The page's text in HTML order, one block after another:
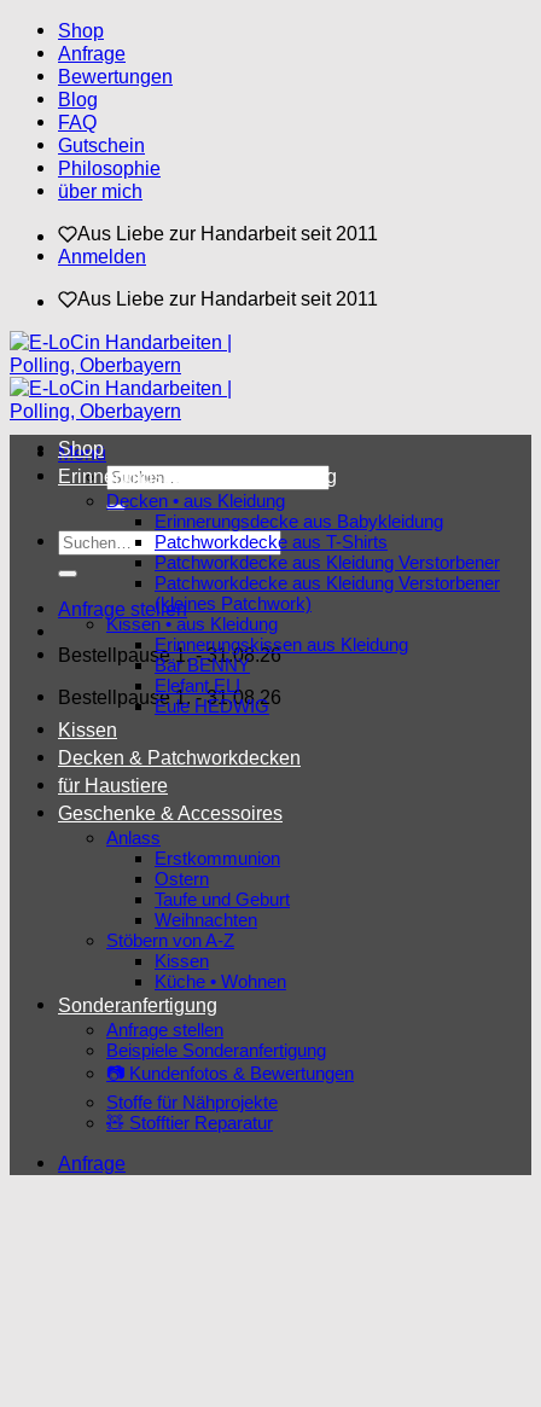
Zum
Inhalt
springen
Shop
Anfrage
Bewertungen
Blog
FAQ
Gutschein
Philosophie
über mich
Aus Liebe zur Handarbeit seit 2011
Anmelden
Aus Liebe zur Handarbeit seit 2011
Menü
Suchen
nach:
Suchen
nach:
Anfrage stellen
Bestellpause 1. - 31.08.26
Bestellpause 1. - 31.08.26
Shop
Erinnerungsstücke aus Kleidung
Decken • aus Kleidung
Erinnerungsdecke aus Babykleidung
Patchworkdecke aus T-Shirts
Patchworkdecke aus Kleidung Verstorbener
Patchworkdecke aus Kleidung Verstorbener
(kleines Patchwork)
Kissen • aus Kleidung
Erinnerungskissen aus Kleidung
Bär BENNY
Elefant ELI
Eule HEDWIG
Kissen
Decken & Patchworkdecken
für Haustiere
Geschenke & Accessoires
Anlass
Erstkommunion
Ostern
Taufe und Geburt
Weihnachten
Stöbern von A-Z
Kissen
Küche • Wohnen
Sonderanfertigung
Anfrage stellen
Beispiele Sonderanfertigung
📷 Kundenfotos & Bewertungen
Stoffe für Nähprojekte
🧸 Stofftier Reparatur
Anfrage